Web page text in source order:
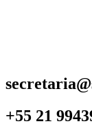
+55 21